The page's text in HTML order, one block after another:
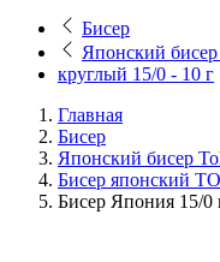
Бисер
Японский
круглый 15/0 - 10 г
Главная
Бисер
Японский бисер
Бисер японский
Бисер Япония 15/0